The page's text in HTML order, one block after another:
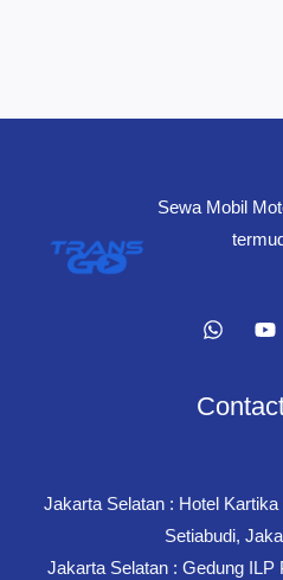
Sewa Mobil
Jakarta Selatan : Hotel
Setiabudi,
Jakarta Selatan : Gedung ILP